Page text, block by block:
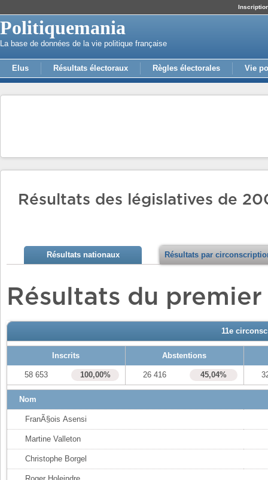
Politiquemania
La base de données de la vie politique française
Elus Résultats électoraux Règles électorales Vie
Résultats des législatives de
Résultats nationaux Résultats par
Résultats du
11e
Inscrits Abstentions
58 653 100,00% 26 416 45,04%
Nom
FranÃ§ois Asensi
Martine Valleton
Christophe Borgel